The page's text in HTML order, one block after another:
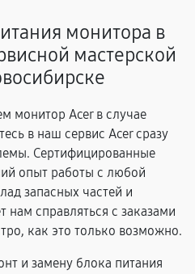
монитора в
мастерской
монитор Acer в случае
в наш сервис Acer сразу
Сертифицированные
опыт работы с любой
запасных частей и
справляться с заказами
как это только возможно.
и замену блока питания